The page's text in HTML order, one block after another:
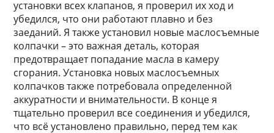
установки всех клапанов, я проверил их ход и
убедился, что они работают плавно и без
заеданий. Я также установил новые маслосъемные
колпачки – это важная деталь, которая
предотвращает попадание масла в камеру
сгорания. Установка новых маслосъемных
колпачков также потребовала определенной
аккуратности и внимательности. В конце я
тщательно проверил все соединения и убедился,
что всё установлено правильно, перед тем как